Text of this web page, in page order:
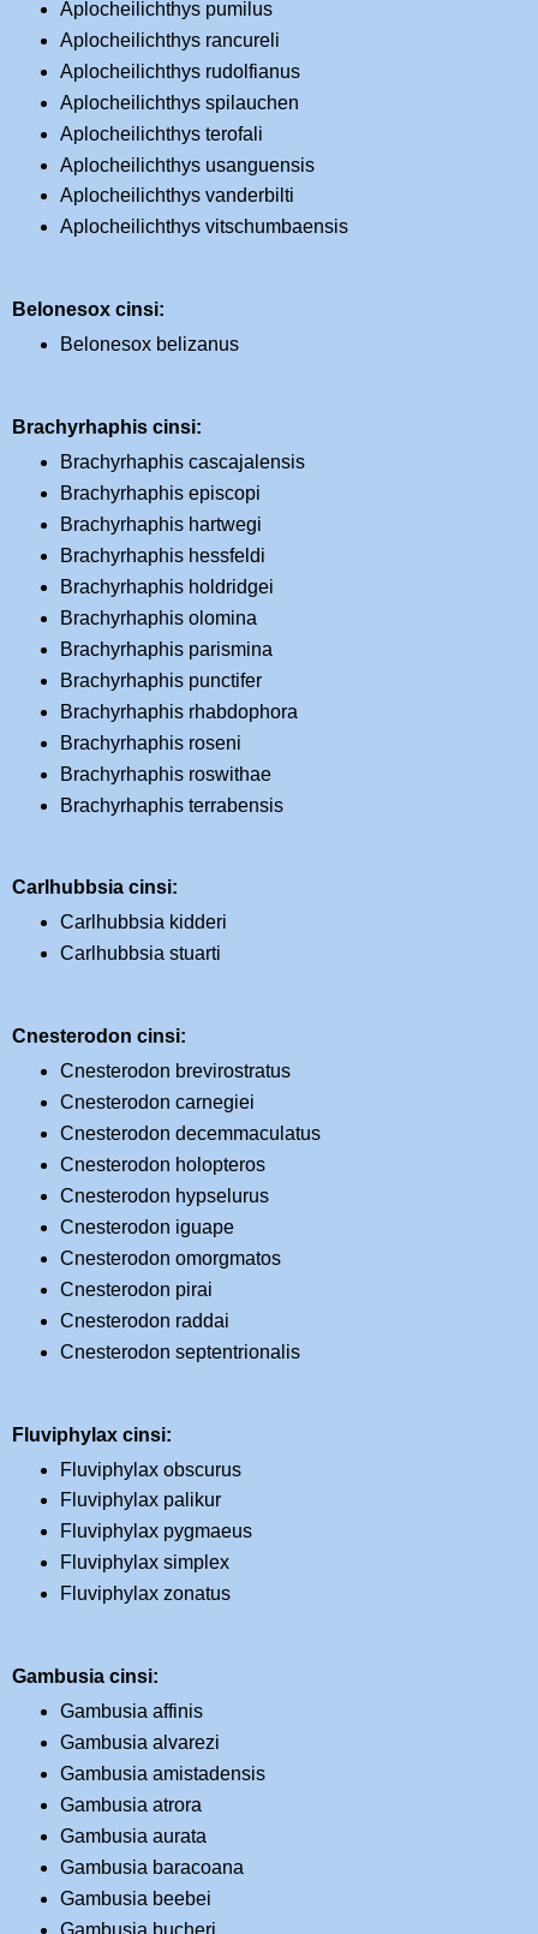
Aplocheilichthys pumilus
Aplocheilichthys rancureli
Aplocheilichthys rudolfianus
Aplocheilichthys spilauchen
Aplocheilichthys terofali
Aplocheilichthys usanguensis
Aplocheilichthys vanderbilti
Aplocheilichthys vitschumbaensis
Belonesox cinsi:
Belonesox belizanus
Brachyrhaphis cinsi:
Brachyrhaphis cascajalensis
Brachyrhaphis episcopi
Brachyrhaphis hartwegi
Brachyrhaphis hessfeldi
Brachyrhaphis holdridgei
Brachyrhaphis olomina
Brachyrhaphis parismina
Brachyrhaphis punctifer
Brachyrhaphis rhabdophora
Brachyrhaphis roseni
Brachyrhaphis roswithae
Brachyrhaphis terrabensis
Carlhubbsia cinsi:
Carlhubbsia kidderi
Carlhubbsia stuarti
Cnesterodon cinsi:
Cnesterodon brevirostratus
Cnesterodon carnegiei
Cnesterodon decemmaculatus
Cnesterodon holopteros
Cnesterodon hypselurus
Cnesterodon iguape
Cnesterodon omorgmatos
Cnesterodon pirai
Cnesterodon raddai
Cnesterodon septentrionalis
Fluviphylax cinsi:
Fluviphylax obscurus
Fluviphylax palikur
Fluviphylax pygmaeus
Fluviphylax simplex
Fluviphylax zonatus
Gambusia cinsi:
Gambusia affinis
Gambusia alvarezi
Gambusia amistadensis
Gambusia atrora
Gambusia aurata
Gambusia baracoana
Gambusia beebei
Gambusia bucheri